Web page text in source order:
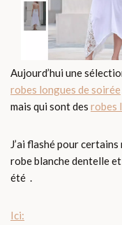
Aujourd’hui une
robes longues de soirée
mais qui sont des robes
J’ai flashé pour
robe blanche dentelle
été .
Ici: